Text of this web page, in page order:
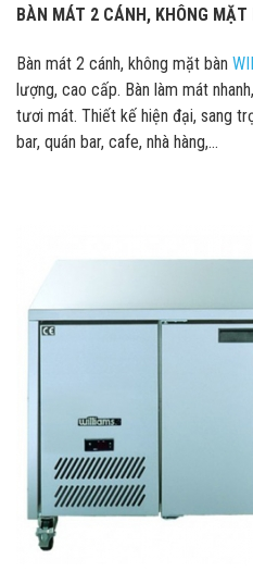
BÀN MÁT 2 CÁNH, KHÔNG
Bàn mát 2 cánh, không mặt bàn
lượng, cao cấp. Bàn làm mát
tươi mát. Thiết kế hiện đại, sang
bar, quán bar, cafe, nhà hàng,…